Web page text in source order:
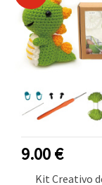
9.00 €
Kit Creativo